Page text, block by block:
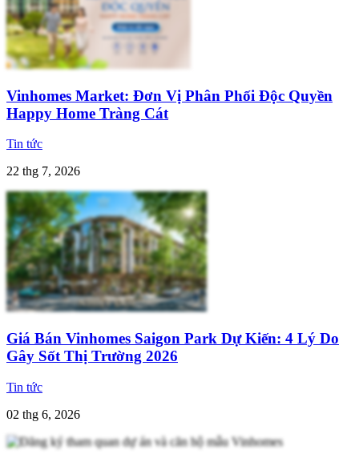
Vinhomes Market: Đơn Vị Phân Phối Độc Quyền
Happy Home Tràng Cát
Tin tức
22 thg 7, 2026
Giá Bán Vinhomes Saigon Park Dự Kiến: 4 Lý Do
Gây Sốt Thị Trường 2026
Tin tức
02 thg 6, 2026